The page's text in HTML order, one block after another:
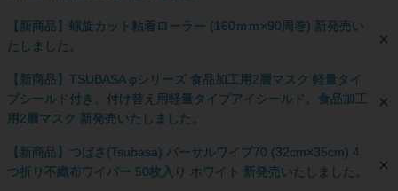
【新商品】螺旋カット粘着ローラー (160ｍｍ×90周巻) 新発売い
たしました。
【新商品】TSUBASA φシリーズ 食品加工用2層マスク 軽量タイ
プシールド付き、付け替え用軽量タイプアイシールド、食品加工
用2層マスク 新発売いたしました。
【新商品】つばさ(Tsubasa) バーサルワイプ70 (32cm×35cm) 4
つ折り不織布ワイパー 50枚入り ホワイト 新発売いたしました。